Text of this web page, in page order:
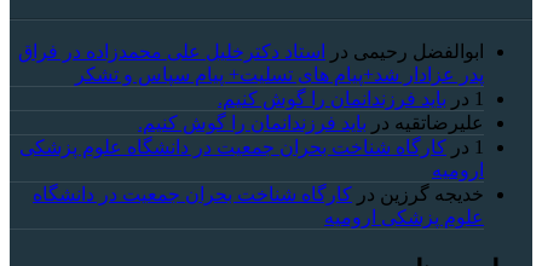
ابوالفضل رحیمی در
استاد دکترخلیل علی محمدزاده در فراق
پدر عزادار شد+پیام های تسلیت+ پیام سپاس و تشکر
1 در باید فرزندانمان را گوش کنیم.
علیرضاتقیه در باید فرزندانمان را گوش کنیم.
1 در کارگاه شناخت بحران جمعیت در دانشگاه علوم پزشکی
ارومیه
خديجه گرزین در کارگاه شناخت بحران جمعیت در دانشگاه
علوم پزشکی ارومیه